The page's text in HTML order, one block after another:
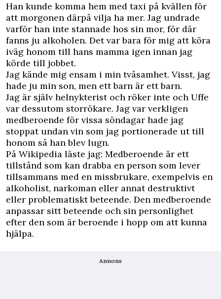
Han kunde komma hem med taxi på kvällen för
att morgonen därpå vilja ha mer. Jag undrade
varför han inte stannade hos sin mor, för där
fanns ju alkoholen. Det var bara för mig att köra
iväg honom till hans mamma igen innan jag
körde till jobbet.
Jag kände mig ensam i min tvåsamhet. Visst, jag
hade ju min son, men ett barn är ett barn.
Jag är själv helnykterist och röker inte och Uffe
var dessutom storrökare. Jag var verkligen
medberoende för vissa söndagar hade jag
stoppat undan vin som jag portionerade ut till
honom så han blev lugn.
På Wikipedia läste jag: Medberoende är ett
tillstånd som kan drabba en person som lever
tillsammans med en missbrukare, exempelvis en
alkoholist, narkoman eller annat destruktivt
eller problematiskt beteende. Den medberoende
anpassar sitt beteende och sin personlighet
efter den som är beroende i hopp om att kunna
hjälpa.
Annons